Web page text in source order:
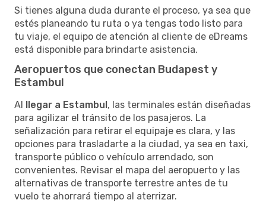
Si tienes alguna duda durante el proceso, ya sea que
estés planeando tu ruta o ya tengas todo listo para
tu viaje, el equipo de atención al cliente de eDreams
está disponible para brindarte asistencia.
Aeropuertos que conectan Budapest y
Estambul
Al llegar a Estambul, las terminales están diseñadas
para agilizar el tránsito de los pasajeros. La
señalización para retirar el equipaje es clara, y las
opciones para trasladarte a la ciudad, ya sea en taxi,
transporte público o vehículo arrendado, son
convenientes. Revisar el mapa del aeropuerto y las
alternativas de transporte terrestre antes de tu
vuelo te ahorrará tiempo al aterrizar.